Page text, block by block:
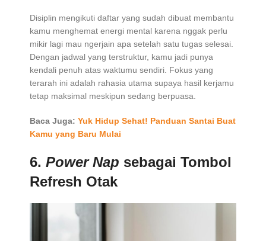
Disiplin mengikuti daftar yang sudah dibuat membantu
kamu menghemat energi mental karena nggak perlu
mikir lagi mau ngerjain apa setelah satu tugas selesai.
Dengan jadwal yang terstruktur, kamu jadi punya
kendali penuh atas waktumu sendiri. Fokus yang
terarah ini adalah rahasia utama supaya hasil kerjamu
tetap maksimal meskipun sedang berpuasa.
Baca Juga: Yuk Hidup Sehat! Panduan Santai Buat
Kamu yang Baru Mulai
6. Power Nap sebagai Tombol
Refresh Otak